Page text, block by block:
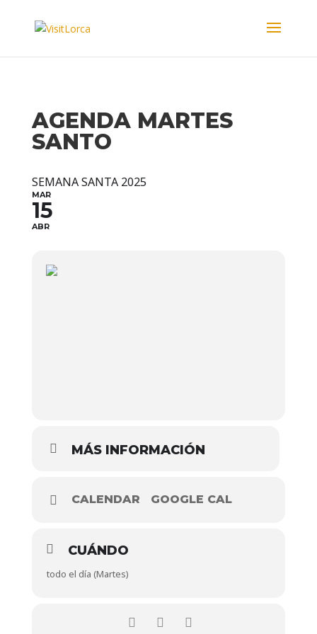
AGENDA MARTES
SANTO
SEMANA SANTA 2025
MAR
15
ABR
MÁS INFORMACIÓN
CALENDAR GOOGLE CAL
CUÁNDO
todo el día (Martes)